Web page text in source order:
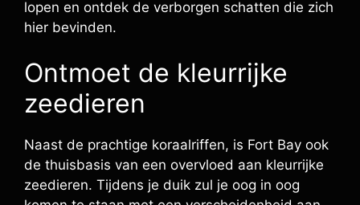
lopen en ontdek de verborgen schatten die zich
hier bevinden.
Ontmoet de kleurrijke
zeedieren
Naast de prachtige koraalriffen, is Fort Bay ook
de thuisbasis van een overvloed aan kleurrijke
zeedieren. Tijdens je duik zul je oog in oog